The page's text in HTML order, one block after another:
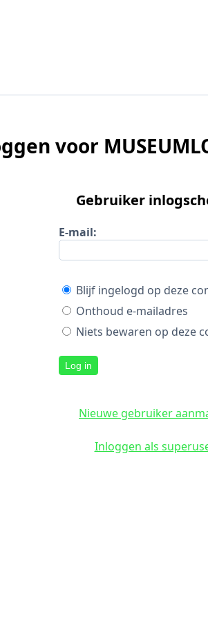
voor
Gebruiker
E-mail:
Blijf ingelogd op deze
Onthoud e-mailadres
Niets bewaren op deze
Log in
Nieuwe gebruiker
Inloggen als